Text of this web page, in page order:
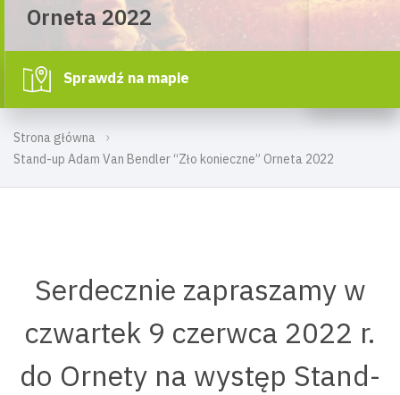
Strona główna
Stand-up Adam Van Bendler “Zło konieczne” Orneta 2022
Orneta 2022
Sprawdź na mapie
Serdecznie zapraszamy w
czwartek 9 czerwca 2022 r.
do Ornety na występ Stand-